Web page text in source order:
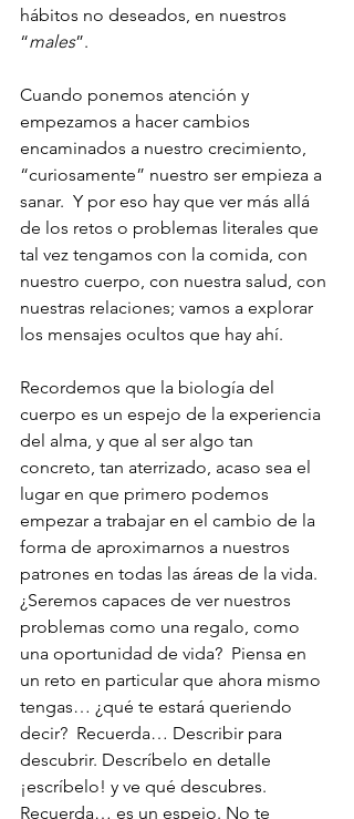
hábitos no deseados, en nuestros
“males”.
Cuando ponemos atención y
empezamos a hacer cambios
encaminados a nuestro crecimiento,
“curiosamente” nuestro ser empieza a
sanar.  Y por eso hay que ver más allá
de los retos o problemas literales que
tal vez tengamos con la comida, con
nuestro cuerpo, con nuestra salud, con
nuestras relaciones; vamos a explorar
los mensajes ocultos que hay ahí.
Recordemos que la biología del
cuerpo es un espejo de la experiencia
del alma, y que al ser algo tan
concreto, tan aterrizado, acaso sea el
lugar en que primero podemos
empezar a trabajar en el cambio de la
forma de aproximarnos a nuestros
patrones en todas las áreas de la vida.
¿Seremos capaces de ver nuestros
problemas como una regalo, como
una oportunidad de vida?  Piensa en
un reto en particular que ahora mismo
tengas… ¿qué te estará queriendo
decir?  Recuerda… Describir para
descubrir. Descríbelo en detalle
¡escríbelo! y ve qué descubres.
Recuerda… es un espejo. No te